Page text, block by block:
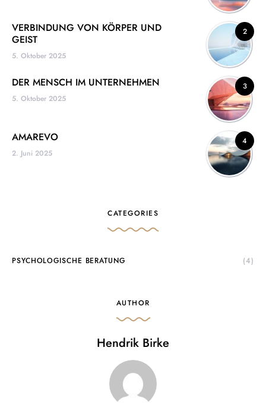
2
VERBINDUNG VON KÖRPER UND
GEIST
5. Oktober 2025
3
DER MENSCH IM UNTERNEHMEN
5. Oktober 2025
4
AMAREVO
2. Juni 2025
CATEGORIES
PSYCHOLOGISCHE BERATUNG (4)
AUTHOR
Hendrik Birke